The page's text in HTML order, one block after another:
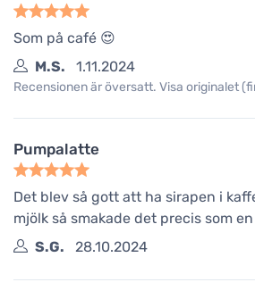
Som på café 😍
M.S.
1.11.2024
Recensionen är översatt. Visa originalet
Pumpalatte
Det blev så gott att ha sirapen i
mjölk så smakade det precis som
S.G.
28.10.2024